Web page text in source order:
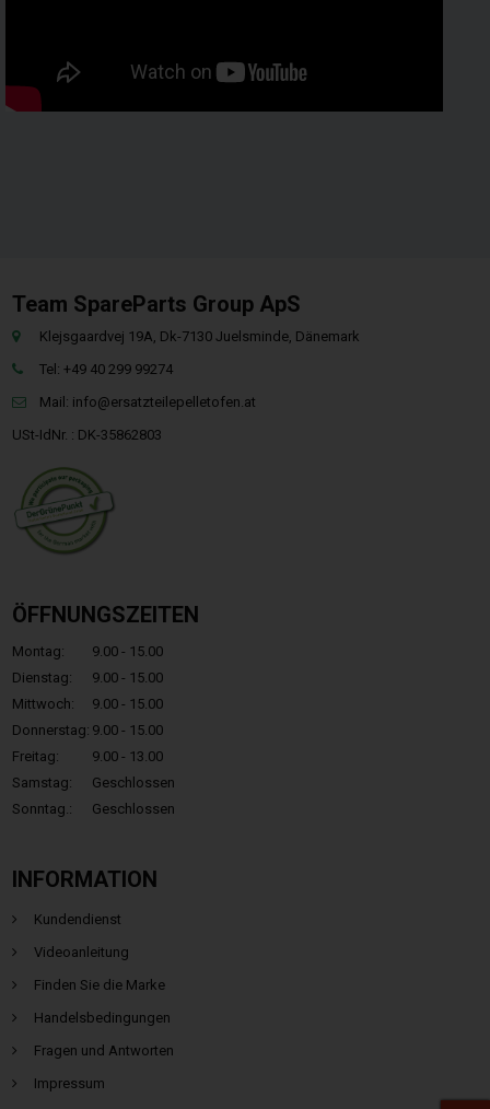
Team SpareParts Group ApS
Klejsgaardvej 19A, Dk-7130 Juelsminde, Dänemark
Tel: +49 40 299 99274
Mail: info@ersatzteilepelletofen.at
USt-IdNr. : DK-35862803
ÖFFNUNGSZEITEN
Montag:
9.00 - 15.00
Dienstag:
9.00 - 15.00
Mittwoch:
9.00 - 15.00
Donnerstag: 9.00 - 15.00
Freitag:
9.00 - 13.00
Samstag:
Geschlossen
Sonntag.:
Geschlossen
INFORMATION
Kundendienst
Videoanleitung
Finden Sie die Marke
Handelsbedingungen
Fragen und Antworten
Impressum